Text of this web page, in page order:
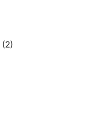
(2)